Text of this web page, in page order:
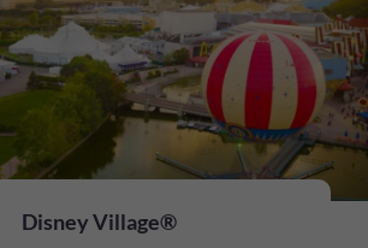
Disney Village®